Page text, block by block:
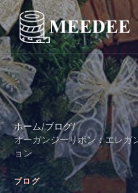
ホーム/ブログ/
オーガンジーリボン：エレガ
ョン
ブログ